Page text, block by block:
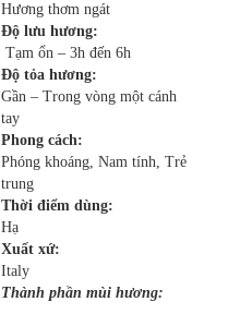
Hương thơm ngát
Độ lưu hương:
Tạm ổn – 3h đến 6h
Độ tỏa hương:
Gần – Trong vòng một cánh
tay
Phong cách:
Phóng khoáng, Nam tính, Trẻ
trung
Thời điểm dùng:
Hạ
Xuất xứ:
Italy
Thành phần mùi hương: